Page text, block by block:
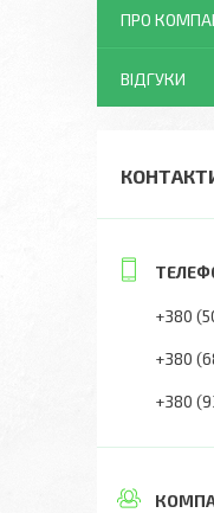
ПРО
ВІДГУКИ
+380
+380
+380